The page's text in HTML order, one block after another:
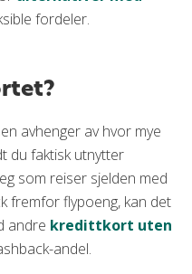
fordeler.
avhenger av hvor mye
du faktisk utnytter
som reiser sjelden med
fremfor flypoeng, kan det
andre kredittkort uten
andel.